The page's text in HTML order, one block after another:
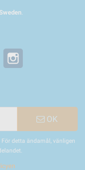
.
Vimeo
OK
detta ändamål, vänligen